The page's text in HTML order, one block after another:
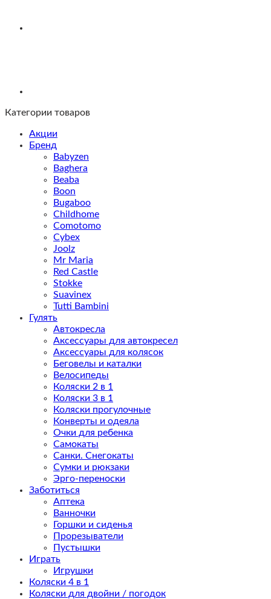
Категории товаров
Акции
Бренд
Babyzen
Baghera
Beaba
Boon
Bugaboo
Childhome
Comotomo
Cybex
Joolz
Mr Maria
Red Castle
Stokke
Suavinex
Tutti Bambini
Гулять
Автокресла
Аксессуары для автокресел
Аксессуары для колясок
Беговелы и каталки
Велосипеды
Коляски 2 в 1
Коляски 3 в 1
Коляски прогулочные
Конверты и одеяла
Очки для ребенка
Самокаты
Санки. Снегокаты
Сумки и рюкзаки
Эрго-переноски
Заботиться
Аптека
Ванночки
Горшки и сиденья
Прорезыватели
Пустышки
Играть
Игрушки
Коляски 4 в 1
Коляски для двойни / погодок